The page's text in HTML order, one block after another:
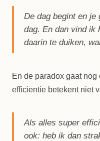
De dag begint en je
dag. En dan vind ik
daarin te duiken,
En de paradox gaat
efficientie betekent niet
Als alles super
ook: heb ik dan